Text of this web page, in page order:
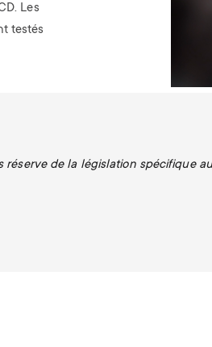
Les
testés
réserve de la législation spécifique